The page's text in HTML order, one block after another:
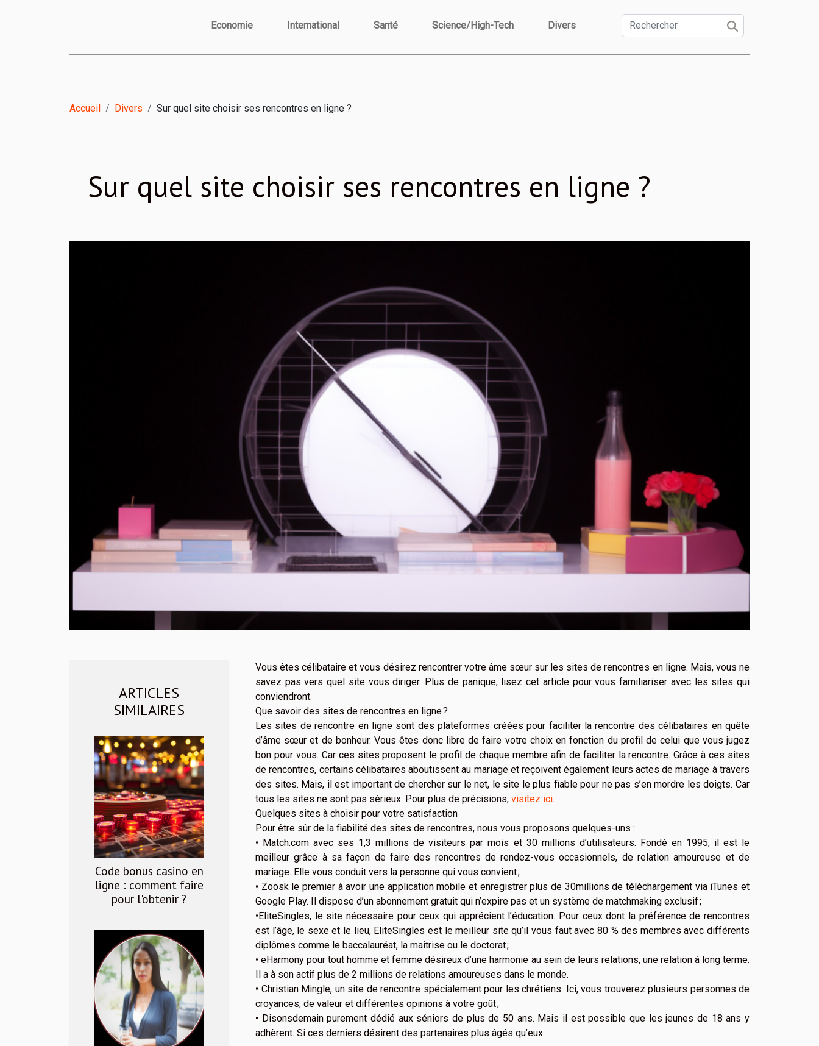
Economie International Santé Science/High-Tech Divers
Accueil Divers Sur quel site choisir ses rencontres en ligne ?
Sur quel site choisir ses rencontres en ligne ?
ARTICLES
SIMILAIRES
Code bonus casino en
ligne : comment faire
pour l'obtenir ?
Vous êtes célibataire et vous désirez rencontrer votre âme sœur sur les sites de rencontres en ligne. Mais, vous ne
savez pas vers quel site vous diriger. Plus de panique, lisez cet article pour vous familiariser avec les sites qui
conviendront.
Que savoir des sites de rencontres en ligne ?
Les sites de rencontre en ligne sont des plateformes créées pour faciliter la rencontre des célibataires en quête
d’âme sœur et de bonheur. Vous êtes donc libre de faire votre choix en fonction du profil de celui que vous jugez
bon pour vous. Car ces sites proposent le profil de chaque membre afin de faciliter la rencontre. Grâce à ces sites
de rencontres, certains célibataires aboutissent au mariage et reçoivent également leurs actes de mariage à travers
des sites. Mais, il est important de chercher sur le net, le site le plus fiable pour ne pas s’en mordre les doigts. Car
tous les sites ne sont pas sérieux. Pour plus de précisions, visitez ici.
Quelques sites à choisir pour votre satisfaction
Pour être sûr de la fiabilité des sites de rencontres, nous vous proposons quelques-uns :
• Match.com avec ses 1,3 millions de visiteurs par mois et 30 millions d’utilisateurs. Fondé en 1995, il est le
meilleur grâce à sa façon de faire des rencontres de rendez-vous occasionnels, de relation amoureuse et de
mariage. Elle vous conduit vers la personne qui vous convient ;
• Zoosk le premier à avoir une application mobile et enregistrer plus de 30millions de téléchargement via iTunes et
Google Play. Il dispose d’un abonnement gratuit qui n’expire pas et un système de matchmaking exclusif ;
•EliteSingles, le site nécessaire pour ceux qui apprécient l’éducation. Pour ceux dont la préférence de rencontres
est l’âge, le sexe et le lieu, EliteSingles est le meilleur site qu’il vous faut avec 80 % des membres avec différents
diplômes comme le baccalauréat, la maîtrise ou le doctorat ;
• eHarmony pour tout homme et femme désireux d’une harmonie au sein de leurs relations, une relation à long terme.
Il a à son actif plus de 2 millions de relations amoureuses dans le monde.
• Christian Mingle, un site de rencontre spécialement pour les chrétiens. Ici, vous trouverez plusieurs personnes de
croyances, de valeur et différentes opinions à votre goût ;
• Disonsdemain purement dédié aux séniors de plus de 50 ans. Mais il est possible que les jeunes de 18 ans y
adhèrent. Si ces derniers désirent des partenaires plus âgés qu’eux.